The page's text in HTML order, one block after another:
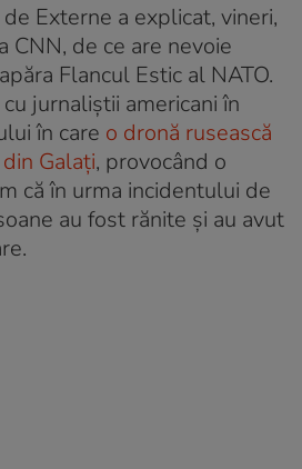
Externe a explicat, vineri,
de ce are nevoie
Flancul Estic al NATO.
jurnaliștii americani în
în care o dronă rusească
Galați, provocând o
că în urma incidentului de
au fost rănite și au avut